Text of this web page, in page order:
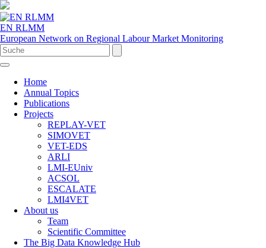
EN RLMM
European Network on Regional Labour Market Monitoring
Home
Annual Topics
Publications
Projects
REPLAY-VET
SIMOVET
VET-EDS
ARLI
LMI-EUniv
ACSOL
ESCALATE
LMI4VET
About us
Team
Scientific Committee
The Big Data Knowledge Hub